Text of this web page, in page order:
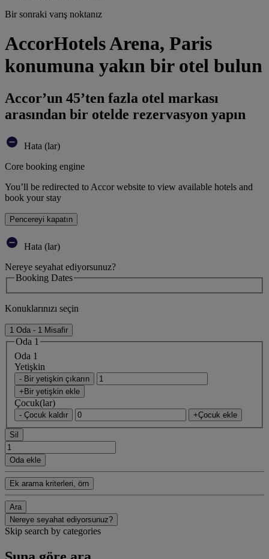
Bir sonraki varış noktanız
AccorHotels Arena, Paris
konumuna yakın bir otel bulun
Accor’un 45’ten fazla otel markası
arasından bir otelde rezervasyon yapın
Hata (lar)
Core booking engine
You’ll be redirected to Accor website to view available hotels and
book your stay
Pencereyi kapatın
Hata (lar)
Nereye seyahat ediyorsunuz?
Booking Dates
Konuklarınızı seçin
1 Oda - 1 Misafir
Oda 1
Oda 1
Yetişkin
- Bir yetişkin çıkarın
+Bir yetişkin ekle
Çocuk(lar)
- Çocuk kaldır +Çocuk ekle
Sil
Oda ekle
Ek arama kriterleri, örn
Ara
Nereye seyahat ediyorsunuz?
Skip search by categories